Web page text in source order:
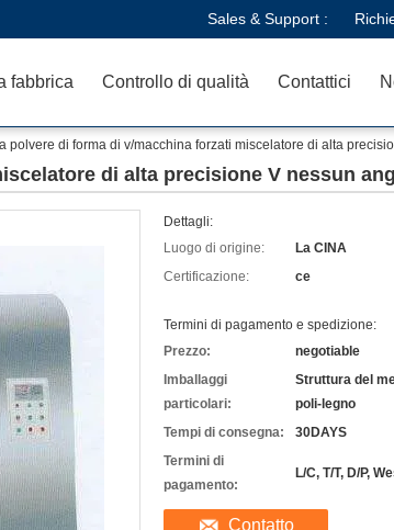
Sales & Support :
fabbrica Controllo di qualità Contattici
polvere di forma di v/macchina forzati miscelatore di alta
di alta precisione V nessun
Dettagli:
Luogo di origine:
La CINA
Certificazione:
ce
Termini di pagamento e spedizione:
Prezzo:
negotiable
Imballaggi
particolari:
Struttura del
poli-legno
Tempi di consegna:
30DAYS
Termini di
pagamento:
L/C, T/T, D/P,
Contatto